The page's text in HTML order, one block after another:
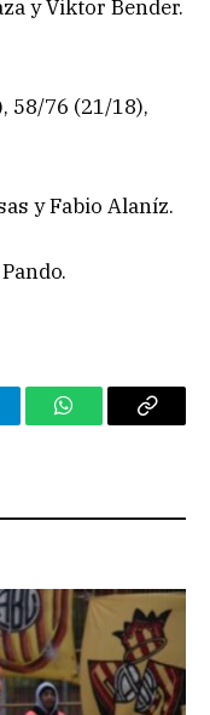
y Viktor Bender.
58/76 (21/18),
y Fabio Alaníz.
WhatsAppCopy